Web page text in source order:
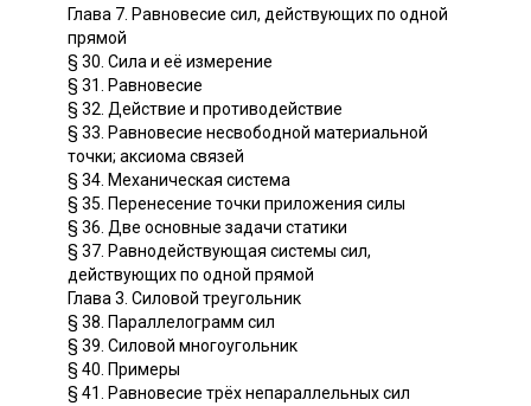
Глава 7. Равновесие сил, действующих по одной
прямой
§ 30. Сила и её измерение
§ 31. Равновесие
§ 32. Действие и противодействие
§ 33. Равновесие несвободной материальной
точки; аксиома связей
§ 34. Механическая система
§ 35. Перенесение точки приложения силы
§ 36. Две основные задачи статики
§ 37. Равнодействующая системы сил,
действующих по одной прямой
Глава 3. Силовой треугольник
§ 38. Параллелограмм сил
§ 39. Силовой многоугольник
§ 40. Примеры
§ 41. Равновесие трёх непараллельных сил